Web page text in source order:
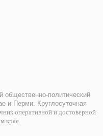
политический
и Перми. Круглосуточная
оперативной и достоверной
крае.